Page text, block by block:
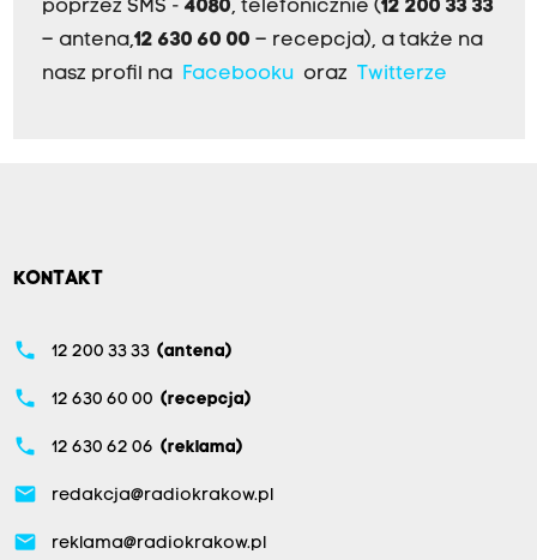
poprzez SMS - 4080, telefonicznie (12 200 33 33
– antena,12 630 60 00 – recepcja), a także na
nasz profil na
Facebookuoraz Twitterze
KONTAKT
phone 12 200 33 33 (antena)
phone 12 630 60 00 (recepcja)
phone 12 630 62 06 (reklama)
email redakcja@radiokrakow.pl
email reklama@radiokrakow.pl